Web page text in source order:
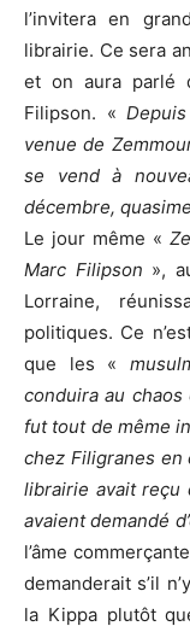
l’invitera en
librairie. Ce sera
et on aura parlé
Filipson. «
venue de
se vend à
décembre,
Le jour même «
Marc Filipson »,
Lorraine,
politiques. Ce
que les «
conduira au
fut tout de même
chez Filigranes en
librairie avait reçu
avaient demandé
l’âme
demanderait s’il
la Kippa plutôt